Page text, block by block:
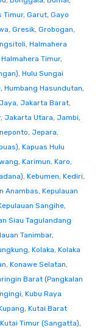
Timur, Garut, Gayo
, Gresik, Grobogan,
, Halmahera
Halmahera Timur,
, Hulu Sungai
, Humbang Hasundutan,
, Jakarta Barat,
, Jakarta Utara, Jambi,
, Jepara,
, Kapuas Hulu
, Karimun, Karo,
, Kebumen, Kediri,
Anambas, Kepulauan
Sangihe,
Siau Tagulandang
Tanimbar,
, Kolaka, Kolaka
, Konawe Selatan,
Barat (Pangkalan
, Kubu Raya
, Kutai Barat
Kutai Timur (Sangatta),